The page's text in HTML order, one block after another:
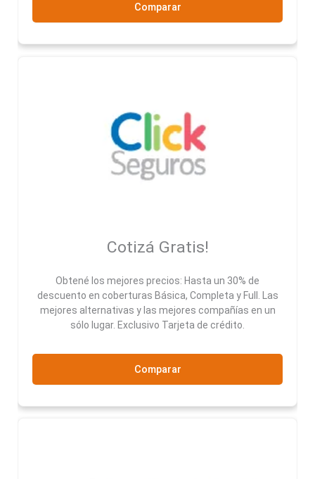
Comparar
Cotizá Gratis!
Obtené los mejores precios: Hasta un 30% de
descuento en coberturas Básica, Completa y Full. Las
mejores alternativas y las mejores compañías en un
sólo lugar. Exclusivo Tarjeta de crédito.
Comparar